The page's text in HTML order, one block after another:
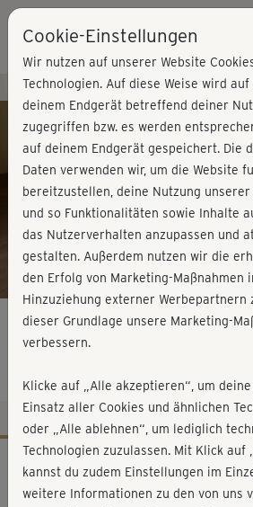
Kursvorschau - Jetzt mitmachen!
Stretch Flow 4
Workout-Facts
leicht
Cookie-Einstellungen
Wir nutzen auf unserer Website
Technologien. Auf diese Weise wird
deinem Endgerät betreffend deiner
zugegriffen bzw. es werden
auf deinem Endgerät gespeichert. Die
Daten verwenden wir, um die Website
bereitzustellen, deine Nutzung
und so Funktionalitäten sowie Inhalte
das Nutzerverhalten anzupassen und
gestalten. Außerdem nutzen wir die
den Erfolg von Marketing-Maßnahmen
Hinzuziehung externer Werbepartnern
dieser Grundlage unsere Marketing-
verbessern.
Klicke auf „Alle akzeptieren“, um
Einsatz aller Cookies und ähnlichen
oder „Alle ablehnen“, um lediglich
Technologien zuzulassen. Mit Klick auf
kannst du zudem Einstellungen im
weitere Informationen zu den von uns